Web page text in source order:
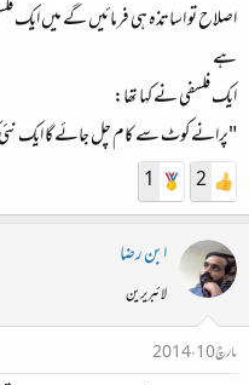
اصلاح تو اساتذہ ہی فرمائیں گے میں ایک
ہے
ایک فلسفی نے کہا تھا:
"پرانے کوٹ سے کام چل جائے گا ایک نئی
2
1
ابن رضا
لائبریرین
مارچ 10، 2014